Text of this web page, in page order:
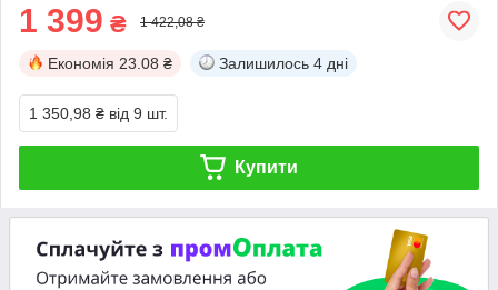
1 399 ₴ 1 422,08 ₴
Економія 23.08 ₴ Залишилось 4 дні
1 350,98 ₴ від 9 шт.
Купити